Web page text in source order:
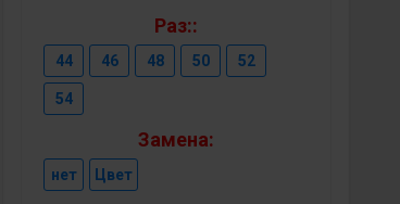
Раз::
44 46 48 50 52
54
Замена:
нет Цвет